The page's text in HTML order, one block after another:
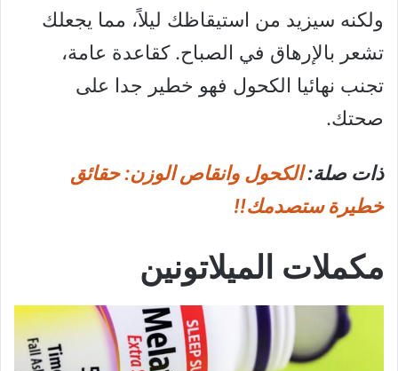
ولكنه سيزيد من استيقاظك ليلاً، مما يجعلك
تشعر بالإرهاق في الصباح. كقاعدة عامة،
تجنب نهائيا الكحول فهو خطير جدا على
صحتك.
ذات صلة:الكحول وانقاص الوزن: حقائق
خطيرة ستصدمك!!
مكملات الميلاتونين